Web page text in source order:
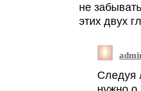
не
этих двух
Следуя